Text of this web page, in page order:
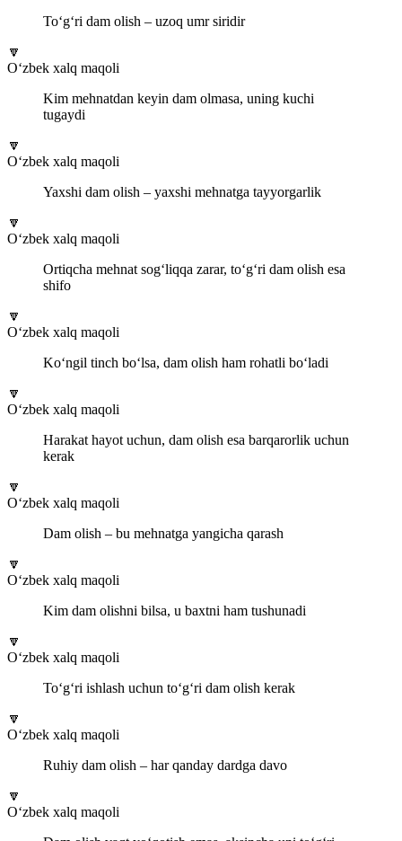
To‘g‘ri dam olish – uzoq umr siridir
🔽
O‘zbek xalq maqoli
Kim mehnatdan keyin dam olmasa, uning kuchi
tugaydi
🔽
O‘zbek xalq maqoli
Yaxshi dam olish – yaxshi mehnatga tayyorgarlik
🔽
O‘zbek xalq maqoli
Ortiqcha mehnat sog‘liqqa zarar, to‘g‘ri dam olish esa
shifo
🔽
O‘zbek xalq maqoli
Ko‘ngil tinch bo‘lsa, dam olish ham rohatli bo‘ladi
🔽
O‘zbek xalq maqoli
Harakat hayot uchun, dam olish esa barqarorlik uchun
kerak
🔽
O‘zbek xalq maqoli
Dam olish – bu mehnatga yangicha qarash
🔽
O‘zbek xalq maqoli
Kim dam olishni bilsa, u baxtni ham tushunadi
🔽
O‘zbek xalq maqoli
To‘g‘ri ishlash uchun to‘g‘ri dam olish kerak
🔽
O‘zbek xalq maqoli
Ruhiy dam olish – har qanday dardga davo
🔽
O‘zbek xalq maqoli